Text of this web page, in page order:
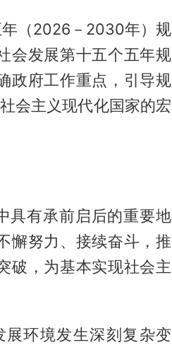
年（2026－2030年）规
会发展第十五个五年规
政府工作重点，引导规
会主义现代化国家的宏
具有承前启后的重要地
懈努力、接续奋斗，推
破，为基本实现社会主
环境发生深刻复杂变